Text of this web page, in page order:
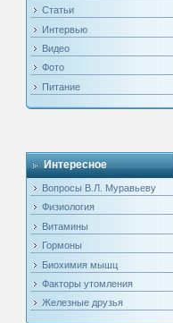
Статьи
Интервью
Видео
Фото
Питание
Интересное
Вопросы В.Л. Муравьеву
Физиология
Витамины
Гормоны
Биохимия мышц
Факторы утомления
Железные друзья